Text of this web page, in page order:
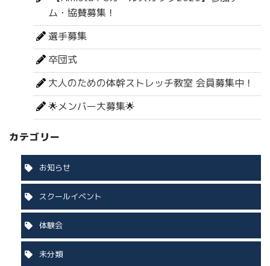
ム・協賛募集！
選手募集
卒団式
大人のための体幹ストレッチ教室 会員募集中！
🌟メンバー大募集🌟
カテゴリー
お知らせ
スクールイベント
体験会
未分類